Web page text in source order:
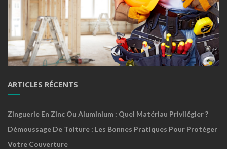
ARTICLES RÉCENTS
Zinguerie En Zinc Ou Aluminium : Quel Matériau Privilégier ?
Démoussage De Toiture : Les Bonnes Pratiques Pour Protéger
Votre Couverture